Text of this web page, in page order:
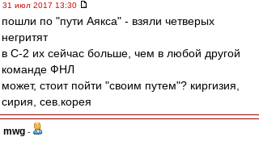
31 июл 2017 13:30
пошли по "пути Аякса" - взяли четверых
негритят
в С-2 их сейчас больше, чем в любой другой
команде ФНЛ
может, стоит пойти "своим путем"? киргизия,
сирия, сев.корея
mwg -